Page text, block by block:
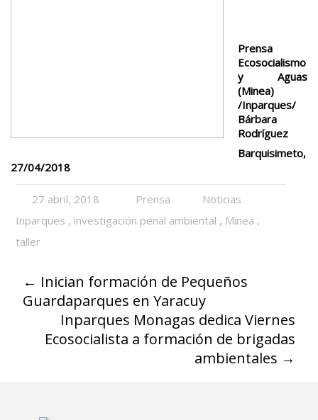
Prensa
Ecosocialismo
y Aguas
(Minea)
/Inparques/
Bárbara
Rodríguez
Barquisimeto,
27/04/2018
27 abril, 2018 Prensa
Noticias
Inparques , investigación penal ambiental , Minea ,
taller
← Inician formación de Pequeños
Guardaparques en Yaracuy
Inparques Monagas dedica Viernes
Ecosocialista a formación de brigadas
ambientales →